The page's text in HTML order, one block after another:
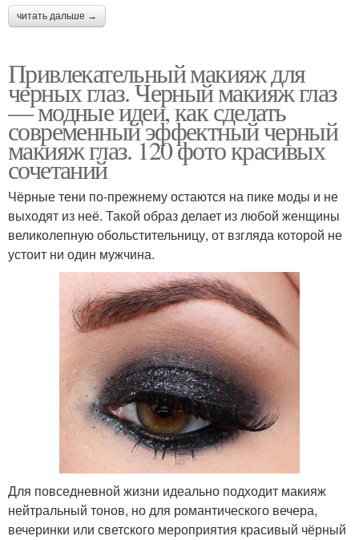
читать дальше →
Привлекательный макияж для
черных глаз. Черный макияж глаз
— модные идеи, как сделать
современный эффектный черный
макияж глаз. 120 фото красивых
сочетаний
Чёрные тени по-прежнему остаются на пике моды и не
выходят из неё. Такой образ делает из любой женщины
великолепную обольстительницу, от взгляда которой не
устоит ни один мужчина.
Для повседневной жизни идеально подходит макияж
нейтральный тонов, но для романтического вечера,
вечеринки или светского мероприятия красивый чёрный